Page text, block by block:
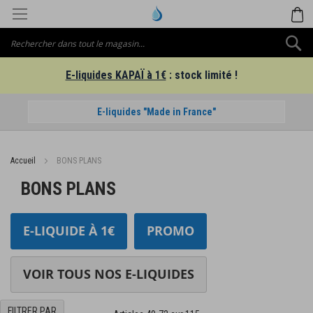
Aller
E-liquides KAPAÏ à 1€ : stock limité !
E-liquides "Made in France"
Accueil BONS PLANS
BONS PLANS
E-LIQUIDE À 1€ PROMO
VOIR TOUS NOS E-LIQUIDES